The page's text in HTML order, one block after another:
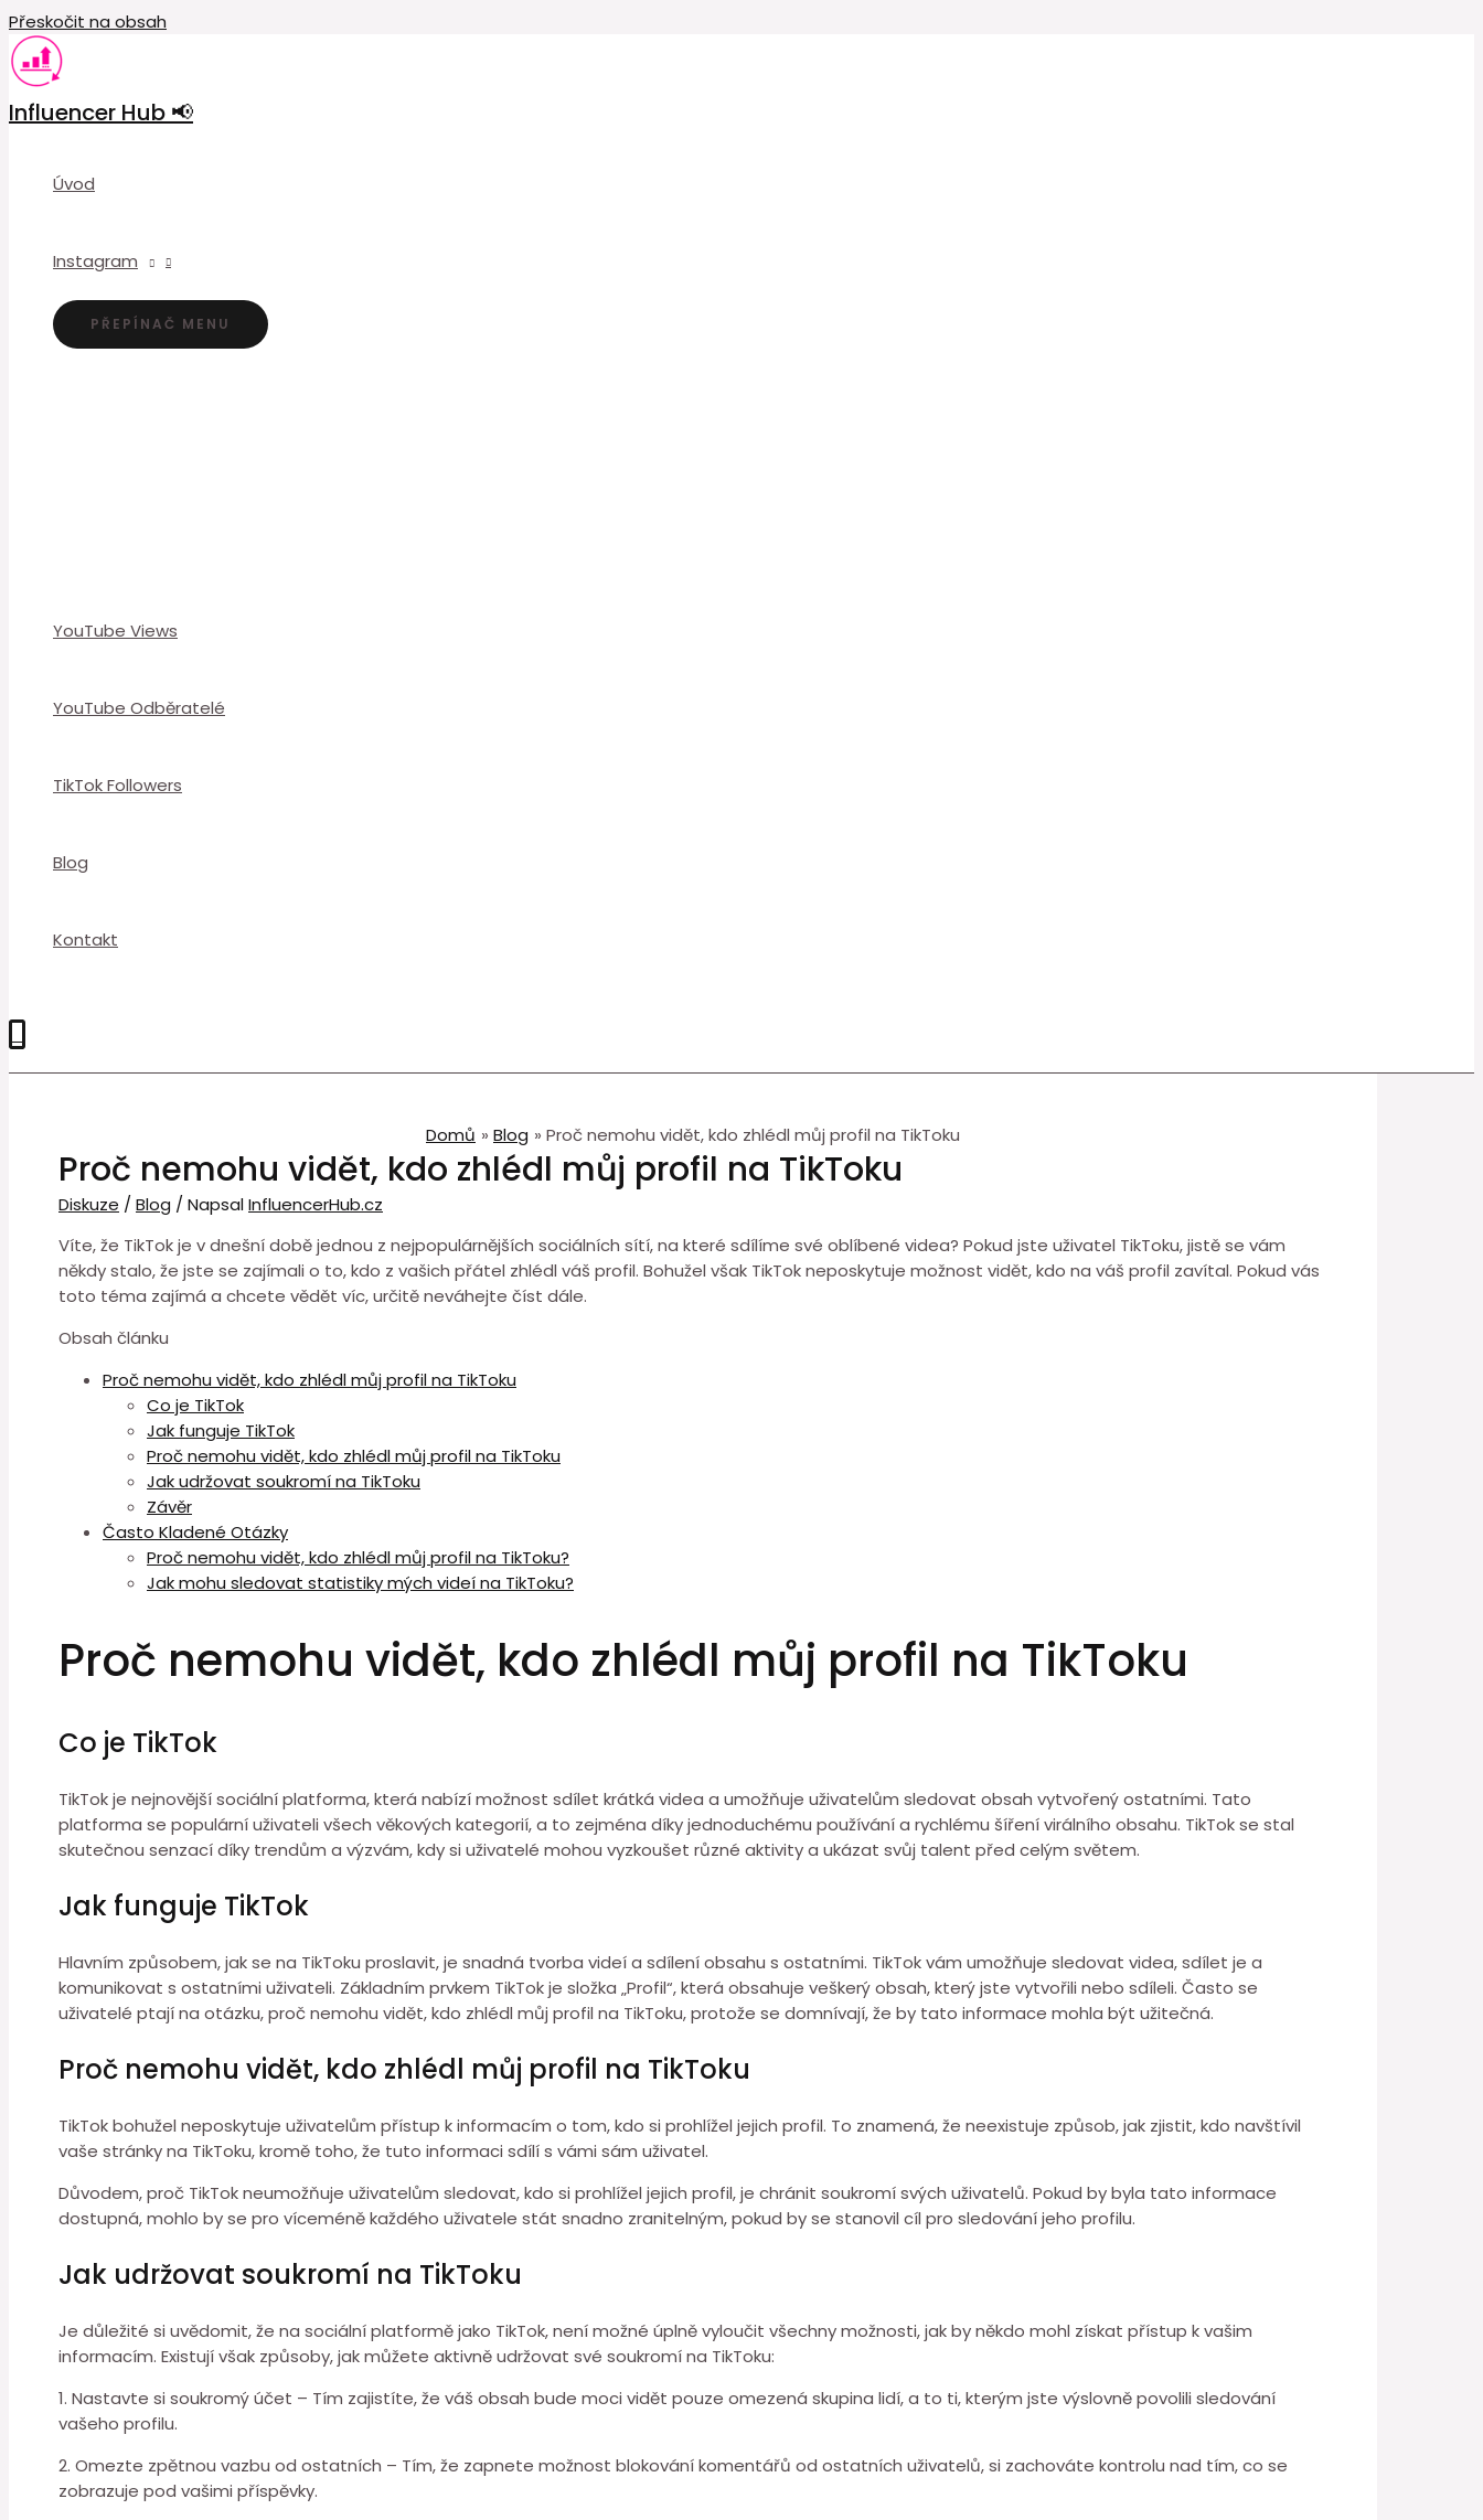
Přeskočit na obsah
Influencer Hub 📢
Úvod
Instagram
PŘEPÍNAČ MENU
YouTube Views
YouTube Odběratelé
TikTok Followers
Blog
Kontakt
Domů Blog Proč nemohu vidět, kdo zhlédl můj profil na TikToku
Proč nemohu vidět, kdo zhlédl můj profil na TikToku
Diskuze / Blog / NapsalInfluencerHub.cz
Víte, že TikTok je v dnešní době jednou z nejpopulárnějších sociálních sítí, na které sdílíme své oblíbené videa? Pokud jste uživatel TikToku, jistě se vám
někdy stalo, že jste se zajímali o to, kdo z vašich přátel zhlédl váš profil. Bohužel však TikTok neposkytuje možnost vidět, kdo na váš profil zavítal. Pokud vás
toto téma zajímá a chcete vědět víc, určitě neváhejte číst dále.
Obsah článku
Proč nemohu vidět, kdo zhlédl můj profil na TikToku
Co je TikTok
Jak funguje TikTok
Proč nemohu vidět, kdo zhlédl můj profil na TikToku
Jak udržovat soukromí na TikToku
Závěr
Často Kladené Otázky
Proč nemohu vidět, kdo zhlédl můj profil na TikToku?
Jak mohu sledovat statistiky mých videí na TikToku?
Proč nemohu vidět, kdo zhlédl můj profil na TikToku
Co je TikTok
TikTok je nejnovější sociální platforma, která nabízí možnost sdílet krátká videa a umožňuje uživatelům sledovat obsah vytvořený ostatními. Tato
platforma se populární uživateli všech věkových kategorií, a to zejména díky jednoduchému používání a rychlému šíření virálního obsahu. TikTok se stal
skutečnou senzací díky trendům a výzvám, kdy si uživatelé mohou vyzkoušet různé aktivity a ukázat svůj talent před celým světem.
Jak funguje TikTok
Hlavním způsobem, jak se na TikToku proslavit, je snadná tvorba videí a sdílení obsahu s ostatními. TikTok vám umožňuje sledovat videa, sdílet je a
komunikovat s ostatními uživateli. Základním prvkem TikTok je složka „Profil“, která obsahuje veškerý obsah, který jste vytvořili nebo sdíleli. Často se
uživatelé ptají na otázku, proč nemohu vidět, kdo zhlédl můj profil na TikToku, protože se domnívají, že by tato informace mohla být užitečná.
Proč nemohu vidět, kdo zhlédl můj profil na TikToku
TikTok bohužel neposkytuje uživatelům přístup k informacím o tom, kdo si prohlížel jejich profil. To znamená, že neexistuje způsob, jak zjistit, kdo navštívil
vaše stránky na TikToku, kromě toho, že tuto informaci sdílí s vámi sám uživatel.
Důvodem, proč TikTok neumožňuje uživatelům sledovat, kdo si prohlížel jejich profil, je chránit soukromí svých uživatelů. Pokud by byla tato informace
dostupná, mohlo by se pro víceméně každého uživatele stát snadno zranitelným, pokud by se stanovil cíl pro sledování jeho profilu.
Jak udržovat soukromí na TikToku
Je důležité si uvědomit, že na sociální platformě jako TikTok, není možné úplně vyloučit všechny možnosti, jak by někdo mohl získat přístup k vašim
informacím. Existují však způsoby, jak můžete aktivně udržovat své soukromí na TikToku:
1. Nastavte si soukromý účet – Tím zajistíte, že váš obsah bude moci vidět pouze omezená skupina lidí, a to ti, kterým jste výslovně povolili sledování
vašeho profilu.
2. Omezte zpětnou vazbu od ostatních – Tím, že zapnete možnost blokování komentářů od ostatních uživatelů, si zachováte kontrolu nad tím, co se
zobrazuje pod vašimi příspěvky.